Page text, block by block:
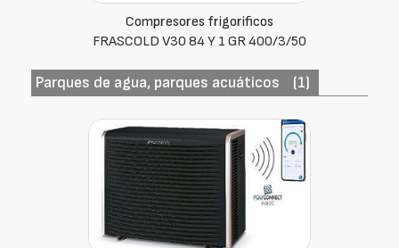
Compresores frigorificos
FRASCOLD V30 84 Y 1 GR 400/3/50
Parques de agua, parques acuáticos (1)